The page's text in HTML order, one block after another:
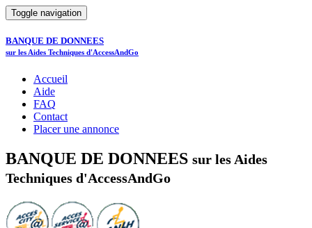
Toggle navigation
BANQUE DE DONNEES
sur les Aides Techniques d'AccessAndGo
Accueil
Aide
FAQ
Contact
Placer une annonce
BANQUE DE DONNEES sur les Aides
Techniques d'AccessAndGo